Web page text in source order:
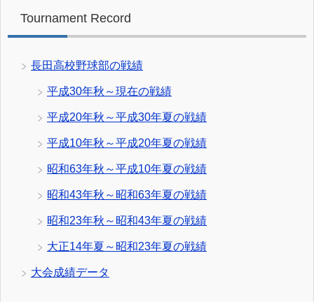
Tournament Record
長田高校野球部の戦績
平成30年秋～現在の戦績
平成20年秋～平成30年夏の戦績
平成10年秋～平成20年夏の戦績
昭和63年秋～平成10年夏の戦績
昭和43年秋～昭和63年夏の戦績
昭和23年秋～昭和43年夏の戦績
大正14年夏～昭和23年夏の戦績
大会成績データ